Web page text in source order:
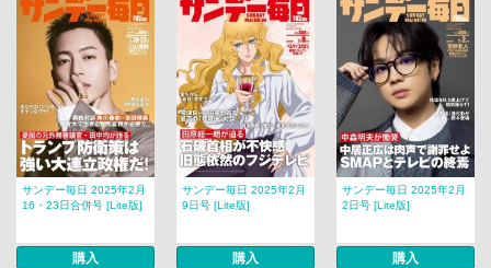
サンデー毎日 2025年2月
16・23日合併号 [Lite版]
購入
サンデー毎日 2025年2月
9日号 [Lite版]
購入
サンデー毎日 2025年2月
2日号 [Lite版]
購入